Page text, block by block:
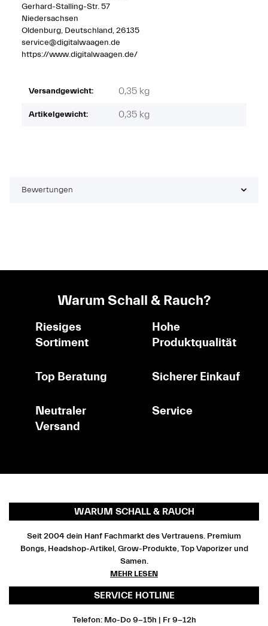
Gerhard-Stalling-Str. 57
Niedersachsen
Oldenburg, Deutschland, 26135
service@digitalwaagen.de
https://www.digitalwaagen.de/
Versandgewicht: 0,35 kg
Artikelgewicht: 0,35 kg
Bewertungen
Warum Schall & Rauch?
Riesiges
Sortiment
Hohe
Produktqualität
Top Beratung Sicherer Einkauf
Neutraler
Versand
Service
WARUM SCHALL & RAUCH
Seit 2004 dein Hanf Fachmarkt des Vertrauens. Premium
Bongs, Headshop-Artikel, Grow-Produkte, Top Vaporizer und
Samen.
MEHR LESEN
SERVICE HOTLINE
Telefon: Mo-Do 9-15h | Fr 9-12h